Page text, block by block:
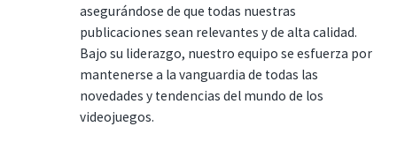
asegurándose de que todas nuestras
publicaciones sean relevantes y de alta calidad.
Bajo su liderazgo, nuestro equipo se esfuerza por
mantenerse a la vanguardia de todas las
novedades y tendencias del mundo de los
videojuegos.